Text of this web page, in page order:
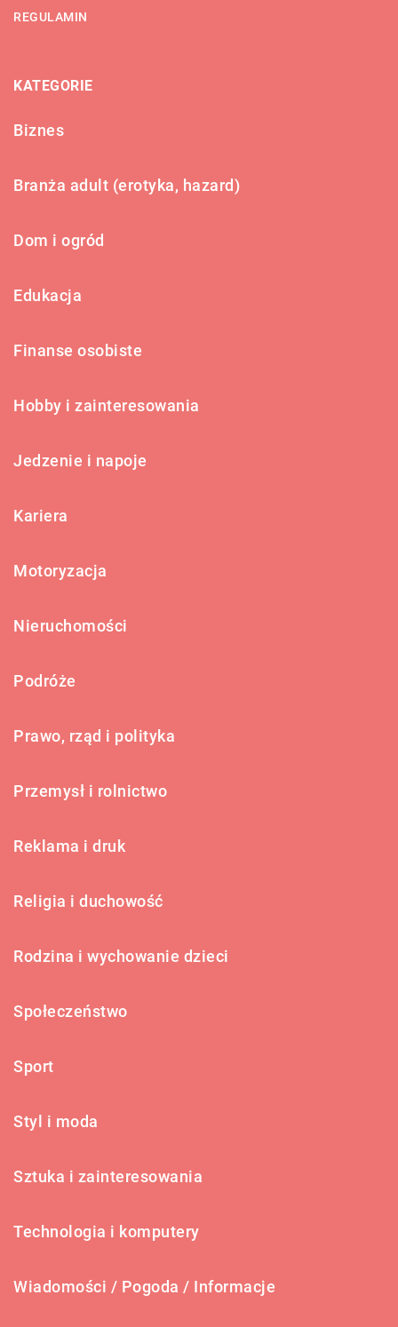
REGULAMIN
KATEGORIE
Biznes
Branża adult (erotyka, hazard)
Dom i ogród
Edukacja
Finanse osobiste
Hobby i zainteresowania
Jedzenie i napoje
Kariera
Motoryzacja
Nieruchomości
Podróże
Prawo, rząd i polityka
Przemysł i rolnictwo
Reklama i druk
Religia i duchowość
Rodzina i wychowanie dzieci
Społeczeństwo
Sport
Styl i moda
Sztuka i zainteresowania
Technologia i komputery
Wiadomości / Pogoda / Informacje